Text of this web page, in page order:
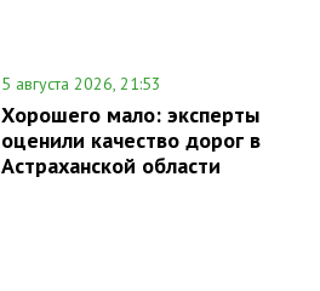
5 августа 2026, 21:53
Хорошего мало: эксперты
оценили качество дорог в
Астраханской области